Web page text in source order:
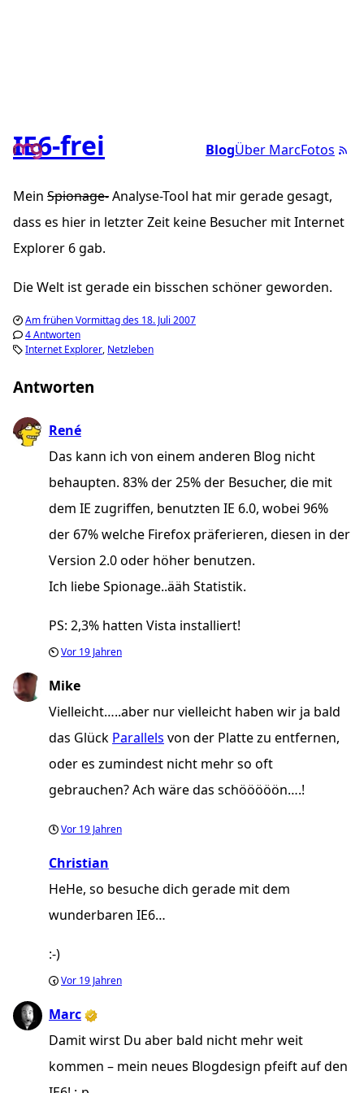
BlogÜber MarcFotos
IE6-frei
Mein Spionage-Analyse-Tool hat mir gerade gesagt,
dass es hier in letzter Zeit keine Besucher mit Internet
Explorer 6 gab.
Die Welt ist gerade ein bisschen schöner geworden.
Am frühen Vormittag des 18. Juli 2007
4 Antworten
Internet Explorer Netzleben
Antworten
René
Das kann ich von einem anderen Blog nicht
behaupten. 83% der 25% der Besucher, die mit
dem IE zugriffen, benutzten IE 6.0, wobei 96%
der 67% welche Firefox präferieren, diesen in der
Version 2.0 oder höher benutzen.
Ich liebe Spionage..ääh Statistik.
PS: 2,3% hatten Vista installiert!
Vor 19 Jahren
Mike
Vielleicht…..aber nur vielleicht haben wir ja bald
das Glück Parallels von der Platte zu entfernen,
oder es zumindest nicht mehr so oft
gebrauchen? Ach wäre das schööööön….!
Vor 19 Jahren
Christian
HeHe, so besuche dich gerade mit dem
wunderbaren IE6…
:-)
Vor 19 Jahren
Marc
Damit wirst Du aber bald nicht mehr weit
kommen – mein neues Blogdesign pfeift auf den